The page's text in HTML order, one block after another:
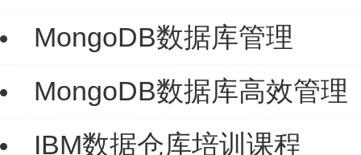
MongoDB数据库管理
MongoDB数据库高效管理
IBM数据仓库培训课程